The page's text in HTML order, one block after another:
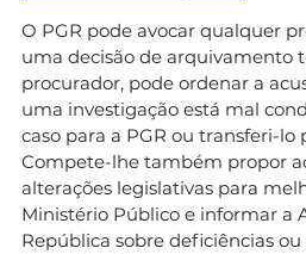
O PGR pode avocar qualquer
uma decisão de arquivamento
procurador, pode ordenar a
uma investigação está mal
caso para a PGR ou transferi-
Compete-lhe também propor
alterações legislativas para
Ministério Público e informar a
República sobre deficiências